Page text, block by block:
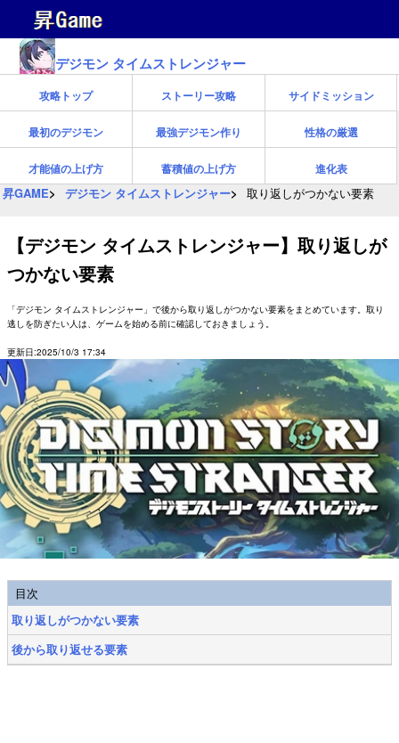
デジモン タイムストレンジャー
攻略トップ ストーリー攻略 サイドミッション
最初のデジモン 最強デジモン作り 性格の厳選
才能値の上げ方 蓄積値の上げ方 進化表
昇GAME デジモン タイムストレンジャー 取り返しがつかない要素
【デジモン タイムストレンジャー】取り返しが
つかない要素
「デジモン タイムストレンジャー」で後から取り返しがつかない要素をまとめています。取り
逃しを防ぎたい人は、ゲームを始める前に確認しておきましょう。
更新日:2025/10/3 17:34
目次
取り返しがつかない要素
後から取り返せる要素